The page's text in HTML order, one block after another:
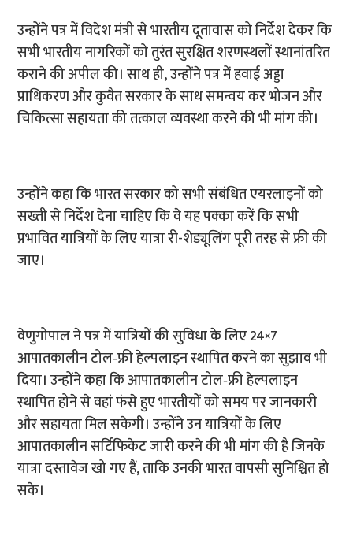
उन्होंने पत्र में विदेश मंत्री से भारतीय दूतावास को निर्देश देकर कि
सभी भारतीय नागरिकों को तुरंत सुरक्षित शरणस्थलों स्थानांतरित
कराने की अपील की। साथ ही, उन्होंने पत्र में हवाई अड्डा
प्राधिकरण और कुवैत सरकार के साथ समन्वय कर भोजन और
चिकित्सा सहायता की तत्काल व्यवस्था करने की भी मांग की।
उन्होंने कहा कि भारत सरकार को सभी संबंधित एयरलाइनों को
सख्ती से निर्देश देना चाहिए कि वे यह पक्का करें कि सभी
प्रभावित यात्रियों के लिए यात्रा री-शेड्यूलिंग पूरी तरह से फ्री की
जाए।
वेणुगोपाल ने पत्र में यात्रियों की सुविधा के लिए 24×7
आपातकालीन टोल‑फ्री हेल्पलाइन स्थापित करने का सुझाव भी
दिया। उन्होंने कहा कि आपातकालीन टोल‑फ्री हेल्पलाइन
स्थापित होने से वहां फंसे हुए भारतीयों को समय पर जानकारी
और सहायता मिल सकेगी। उन्होंने उन यात्रियों के लिए
आपातकालीन सर्टिफिकेट जारी करने की भी मांग की है जिनके
यात्रा दस्तावेज खो गए हैं, ताकि उनकी भारत वापसी सुनिश्चित हो
सके।